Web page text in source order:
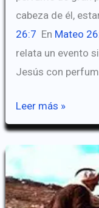
cabeza de él,
26:7 En Mateo
relata un evento
Jesús con
¿Qué
era
un
vaso
de
alabastro?
Leer más »